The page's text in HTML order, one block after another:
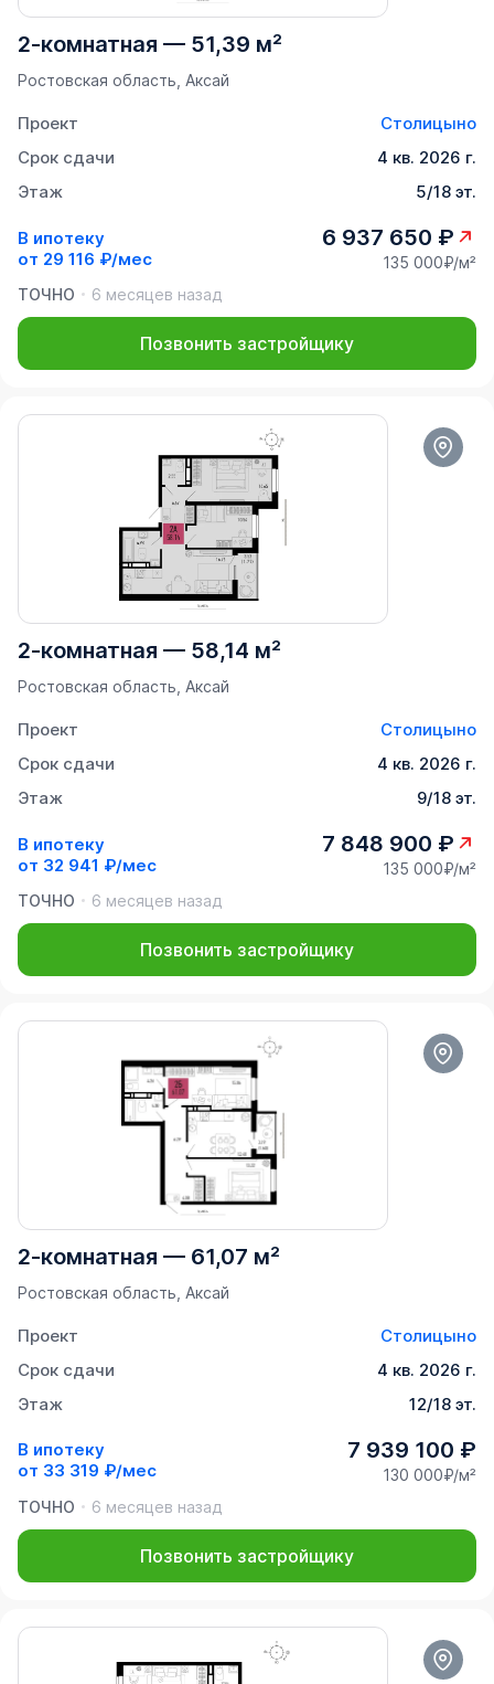
2-комнатная — 51,39 м²
Ростовская область, Аксай
Проект
Столицыно
Срок сдачи
4 кв. 2026 г.
Этаж
5/18 эт.
В ипотеку
от 29 116 ₽/мес
6 937 650 ₽
135 000₽/м²
ТОЧНО
6 месяцев назад
Позвонить застройщику
2-комнатная — 58,14 м²
Ростовская область, Аксай
Проект
Столицыно
Срок сдачи
4 кв. 2026 г.
Этаж
9/18 эт.
В ипотеку
от 32 941 ₽/мес
7 848 900 ₽
135 000₽/м²
ТОЧНО
6 месяцев назад
Позвонить застройщику
2-комнатная — 61,07 м²
Ростовская область, Аксай
Проект
Столицыно
Срок сдачи
4 кв. 2026 г.
Этаж
12/18 эт.
В ипотеку
от 33 319 ₽/мес
7 939 100 ₽
130 000₽/м²
ТОЧНО
6 месяцев назад
Позвонить застройщику